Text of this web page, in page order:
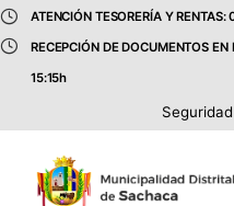
ATENCIÓN TESORERÍA Y
RECEPCIÓN DE DOCUMENTOS
15:15h